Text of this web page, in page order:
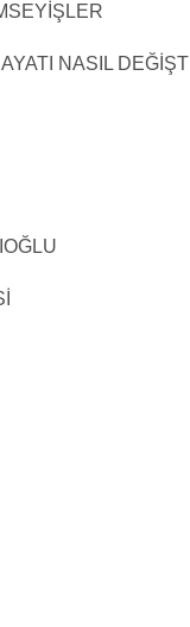
NASIL